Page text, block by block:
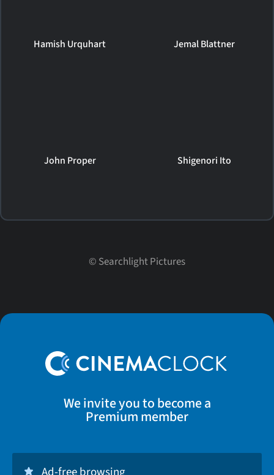
Hamish Urquhart Jemal Blattner
John Proper Shigenori Ito
© Searchlight Pictures
We invite you to become a
Premium member